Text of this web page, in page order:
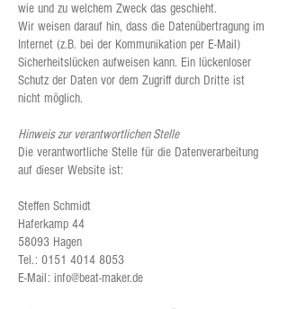
wie und zu welchem Zweck das geschieht.
Wir weisen darauf hin, dass die Datenübertragung im
Internet (z.B. bei der Kommunikation per E-Mail)
Sicherheitslücken aufweisen kann. Ein lückenloser
Schutz der Daten vor dem Zugriff durch Dritte ist
nicht möglich.
Hinweis zur verantwortlichen Stelle
Die verantwortliche Stelle für die Datenverarbeitung
auf dieser Website ist:
Steffen Schmidt
Haferkamp 44
58093 Hagen
Tel.: 0151 4014 8053
E-Mail: info@beat-maker.de